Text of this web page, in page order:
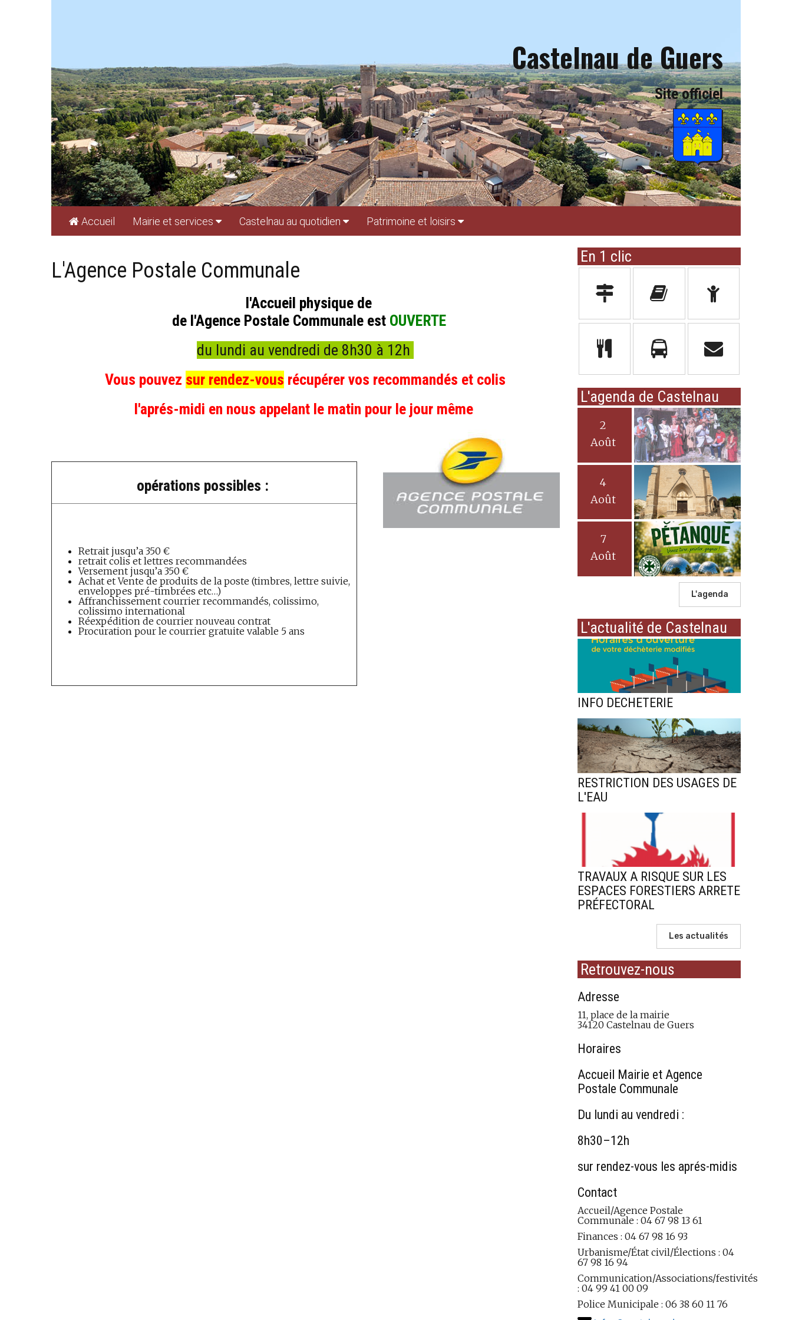
Castelnau de Guers
Site officiel
Accueil Mairie et services Castelnau au quotidien Patrimoine et loisirs
L'Agence Postale Communale
l'Accueil physique de
de l'Agence Postale Communale est OUVERTE
du lundi au vendredi de 8h30 à 12h
Vous pouvez sur rendez-vous récupérer vos recommandés et colis
l'aprés-midi en nous appelant le matin pour le jour même
opérations possibles :
Retrait jusqu’a 350 €
retrait colis et lettres recommandées
Versement jusqu’a 350 €
Achat et Vente de produits de la poste (timbres, lettre suivie,
enveloppes pré-timbrées etc…)
Affranchissement courrier recommandés, colissimo,
colissimo international
Réexpédition de courrier nouveau contrat
Procuration pour le courrier gratuite valable 5 ans
En 1 clic
L'agenda de Castelnau
2
Août
4
Août
7
Août
L'agenda
L'actualité de Castelnau
INFO DECHETERIE
RESTRICTION DES USAGES DE
L'EAU
TRAVAUX A RISQUE SUR LES
ESPACES FORESTIERS ARRETE
PRÉFECTORAL
Les actualités
Retrouvez-nous
Adresse
11, place de la mairie
34120 Castelnau de Guers
Horaires
Accueil Mairie et Agence
Postale Communale
Du lundi au vendredi :
8h30–12h
sur rendez-vous les aprés-midis
Contact
Accueil/Agence Postale
Communale : 04 67 98 13 61
Finances : 04 67 98 16 93
Urbanisme/État civil/Élections : 04
67 98 16 94
Communication/Associations/festivités
: 04 99 41 00 09
Police Municipale : 06 38 60 11 76